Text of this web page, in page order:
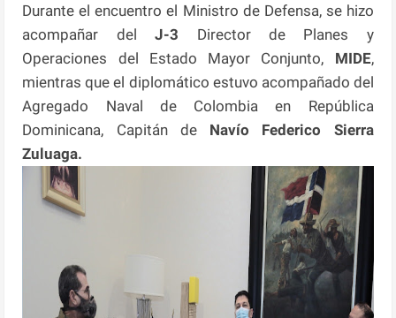
Durante el encuentro el Ministro de Defensa, se hizo
acompañar delJ-3 Director de Planes y
Operaciones del Estado Mayor Conjunto, MIDE,
mientras que el diplomático estuvo acompañado del
Agregado Naval de Colombia en República
Dominicana, Capitán de Navío Federico Sierra
Zuluaga.